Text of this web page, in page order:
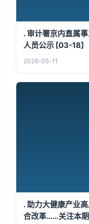
. 审计署京内直属
人员公示 [03-18]
2026-05-11
. 助力大健康产业
合改革……关注本